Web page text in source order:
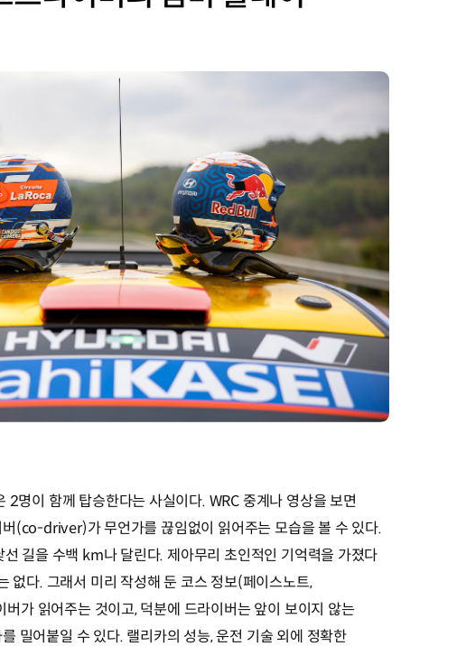
2명이 함께 탑승한다는 사실이다. WRC 중계나 영상을 보면
(co-driver)가 무언가를 끊임없이 읽어주는 모습을 볼 수 있다.
길을 수백 km나 달린다. 제아무리 초인적인 기억력을 가졌다
없다. 그래서 미리 작성해 둔 코스 정보(페이스노트,
가 읽어주는 것이고, 덕분에 드라이버는 앞이 보이지 않는
밀어붙일 수 있다. 랠리카의 성능, 운전 기술 외에 정확한